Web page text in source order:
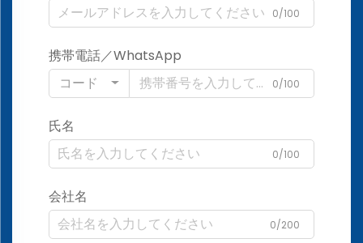
0/100
携帯電話／WhatsApp
コード
0/100
氏名
0/100
会社名
0/200